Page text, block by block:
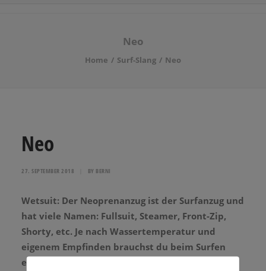
Neo
Home Surf-Slang Neo
Neo
27. SEPTEMBER 2018 BY BERNI
Wetsuit: Der Neoprenanzug ist der Surfanzug und
hat viele Namen: Fullsuit, Steamer, Front-Zip,
Shorty, etc. Je nach Wassertemperatur und
eigenem Empfinden brauchst du beim Surfen
einen Wetsuit. Der Neo spendet dabei nicht nur